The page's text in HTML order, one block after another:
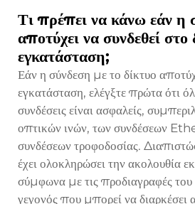
Τι πρέπει να κάνω εάν η
αποτύχει να συνδεθεί
εγκατάσταση;
Εάν η σύνδεση με το δίκτυο
εγκατάσταση, ελέγξτε πρώτα ότι
συνδέσεις είναι ασφαλείς,
οπτικών ινών, των συνδέσεων
συνδέσεων τροφοδοσίας.
έχει ολοκληρώσει την ακολουθία
σύμφωνα με τις προδιαγραφές
γεγονός που μπορεί να διαρκέσει